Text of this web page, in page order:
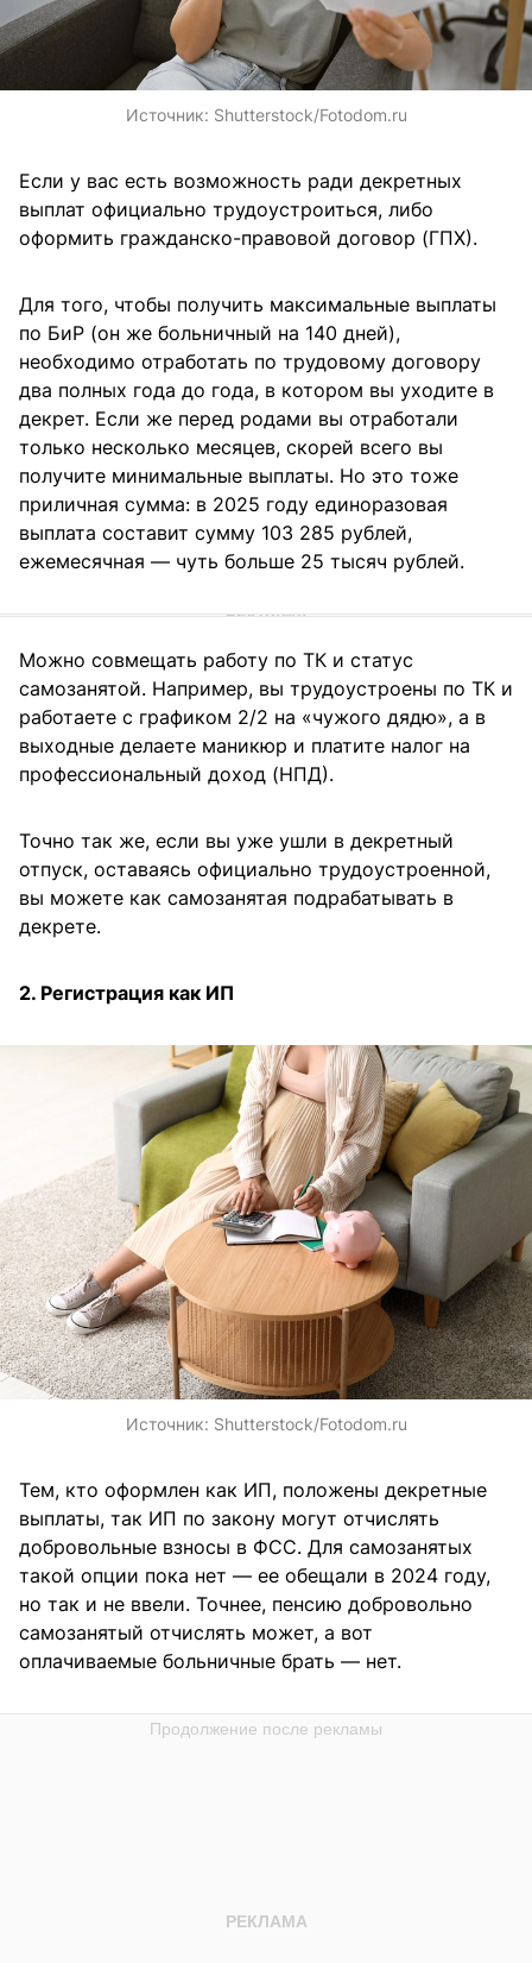
Источник: Shutterstock/Fotodom.ru
Если у вас есть возможность ради декретных
выплат официально трудоустроиться, либо
оформить гражданско-правовой договор (ГПХ).
Для того, чтобы получить максимальные выплаты
по БиР (он же больничный на 140 дней),
необходимо отработать по трудовому договору
два полных года до года, в котором вы уходите в
декрет. Если же перед родами вы отработали
только несколько месяцев, скорей всего вы
получите минимальные выплаты. Но это тоже
приличная сумма: в 2025 году единоразовая
выплата составит сумму 103 285 рублей,
ежемесячная — чуть больше 25 тысяч рублей.
Можно совмещать работу по ТК и статус
самозанятой. Например, вы трудоустроены по ТК и
работаете с графиком 2/2 на «чужого дядю», а в
выходные делаете маникюр и платите налог на
профессиональный доход (НПД).
Точно так же, если вы уже ушли в декретный
отпуск, оставаясь официально трудоустроенной,
вы можете как самозанятая подрабатывать в
декрете.
2. Регистрация как ИП
Источник: Shutterstock/Fotodom.ru
Тем, кто оформлен как ИП, положены декретные
выплаты, так ИП по закону могут отчислять
добровольные взносы в ФСС. Для самозанятых
такой опции пока нет — ее обещали в 2024 году,
но так и не ввели. Точнее, пенсию добровольно
самозанятый отчислять может, а вот
оплачиваемые больничные брать — нет.